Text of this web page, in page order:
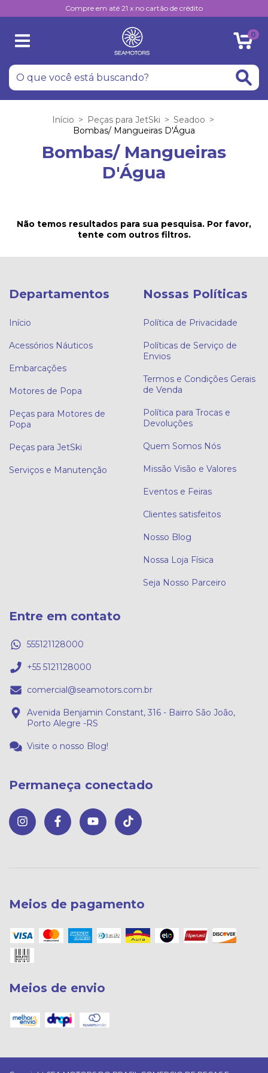
Compre em até 21 x no cartão de crédito
0
Início > Peças para JetSki > Seadoo >
Bombas/ Mangueiras D'Água
Bombas/ Mangueiras
D'Água
Não temos resultados para sua pesquisa. Por favor,
tente com outros filtros.
Departamentos
Início
Acessórios Náuticos
Embarcações
Motores de Popa
Peças para Motores de
Popa
Peças para JetSki
Serviços e Manutenção
Nossas Políticas
Política de Privacidade
Políticas de Serviço de
Envios
Termos e Condições Gerais
de Venda
Política para Trocas e
Devoluções
Quem Somos Nós
Missão Visão e Valores
Eventos e Feiras
Clientes satisfeitos
Nosso Blog
Nossa Loja Física
Seja Nosso Parceiro
Entre em contato
555121128000
+55 5121128000
comercial@seamotors.com.br
Avenida Benjamin Constant, 316 - Bairro São João,
Porto Alegre -RS
Visite o nosso Blog!
Permaneça conectado
Meios de pagamento
Meios de envio